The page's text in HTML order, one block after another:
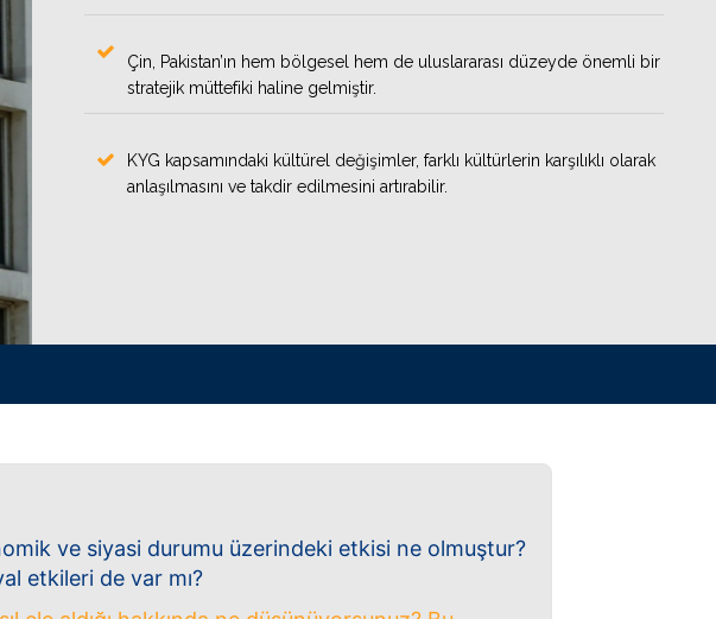
Çin, Pakistan’ın hem bölgesel hem de uluslararası düzeyde önemli bir
stratejik müttefiki haline gelmiştir.
KYG kapsamındaki kültürel değişimler, farklı kültürlerin karşılıklı olarak
anlaşılmasını ve takdir edilmesini artırabilir.
ve siyasi durumu üzerindeki etkisi ne olmuştur?
etkileri de var mı?